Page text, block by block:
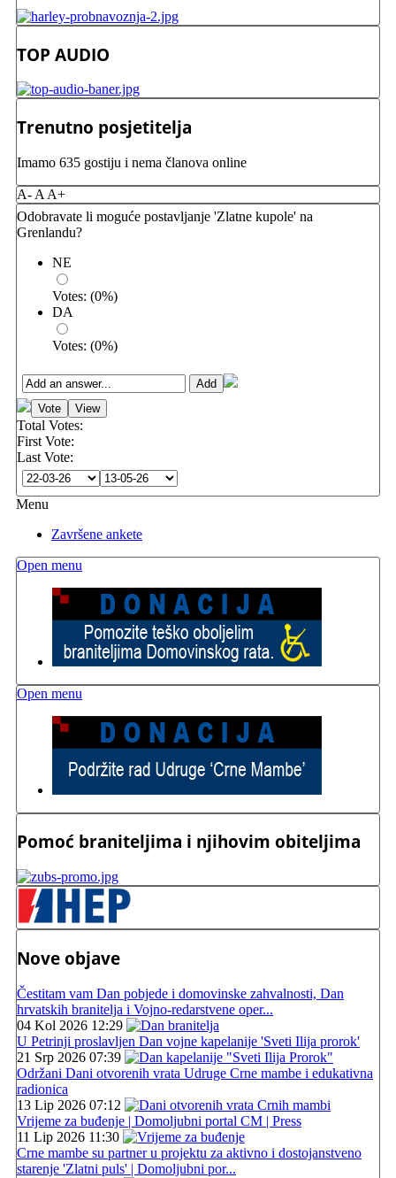
TOP AUDIO
Trenutno posjetitelja
Imamo 635 gostiju i nema članova online
A- A A+
Odobravate li moguće postavljanje 'Zlatne kupole' na
Grenlandu?
NE
Votes: (0%)
DA
Votes: (0%)
Total Votes:
First Vote:
Last Vote:
Menu
Završene ankete
Open menu
Open menu
Pomoć braniteljima i njihovim obiteljima
Nove objave
Čestitam vam Dan pobjede i domovinske zahvalnosti, Dan
hrvatskih branitelja i Vojno-redarstvene oper...
04 Kol 2026 12:29
U Petrinji proslavljen Dan vojne kapelanije 'Sveti Ilija prorok'
21 Srp 2026 07:39
Održani Dani otvorenih vrata Udruge Crne mambe i edukativna
radionica
13 Lip 2026 07:12
Vrijeme za buđenje | Domoljubni portal CM | Press
11 Lip 2026 11:30
Crne mambe su partner u projektu za aktivno i dostojanstveno
starenje 'Zlatni puls' | Domoljubni por...